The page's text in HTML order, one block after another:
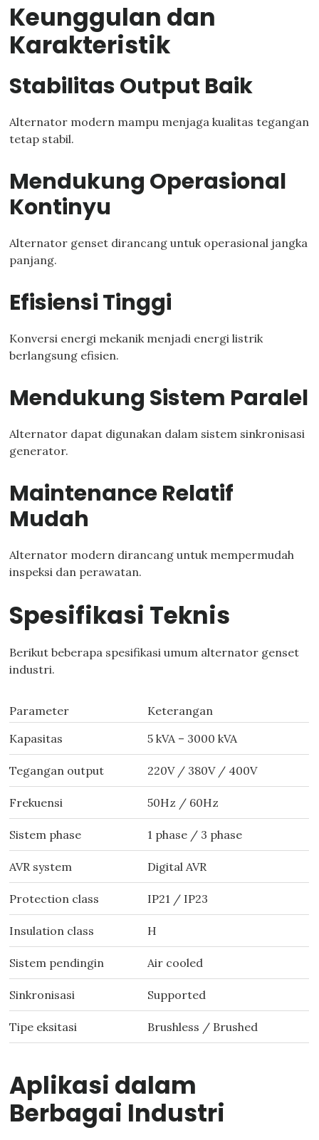
Keunggulan dan
Karakteristik
Stabilitas Output Baik
Alternator modern mampu menjaga kualitas tegangan
tetap stabil.
Mendukung Operasional
Kontinyu
Alternator genset dirancang untuk operasional jangka
panjang.
Efisiensi Tinggi
Konversi energi mekanik menjadi energi listrik
berlangsung efisien.
Mendukung Sistem Paralel
Alternator dapat digunakan dalam sistem sinkronisasi
generator.
Maintenance Relatif
Mudah
Alternator modern dirancang untuk mempermudah
inspeksi dan perawatan.
Spesifikasi Teknis
Berikut beberapa spesifikasi umum alternator genset
industri.
Parameter
Keterangan
Kapasitas
5 kVA – 3000 kVA
Tegangan output 220V / 380V / 400V
Frekuensi 50Hz / 60Hz
Sistem phase 1 phase / 3 phase
AVR system Digital AVR
Protection class IP21 / IP23
Insulation class H
Sistem pendingin Air cooled
Sinkronisasi Supported
Tipe eksitasi Brushless / Brushed
Aplikasi dalam
Berbagai Industri